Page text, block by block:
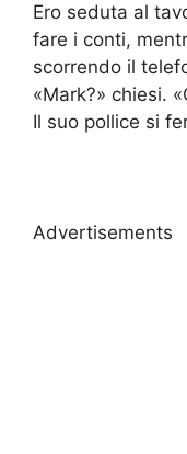
Ero seduta al
fare i conti,
scorrendo il
«Mark?» chiesi.
Il suo pollice si
Advertisements